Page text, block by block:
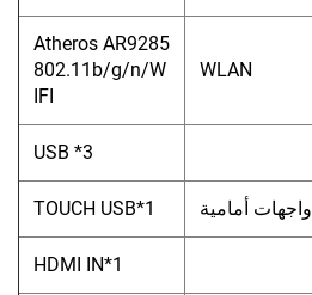
WLAN
Atheros AR9285
802.11b/g/n/W
IFI
USB *3
واجهات أمامية TOUCH USB*1
HDMI IN*1